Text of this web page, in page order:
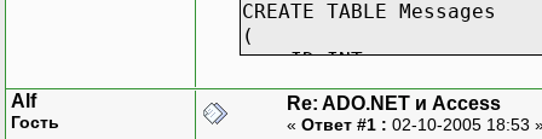
CREATE TABLE Messages
(
ID INT,
CategoryID INT,
UserID INT,
Alf
Гость
Re: ADO.NET и Access
« Ответ #1 : 02-10-2005 18:53